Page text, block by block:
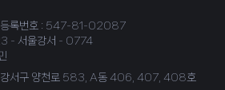
등록번호 : 547-81-02087
- 서울강서 - 0774
강서구 양천로 583, A동 406, 407, 408호